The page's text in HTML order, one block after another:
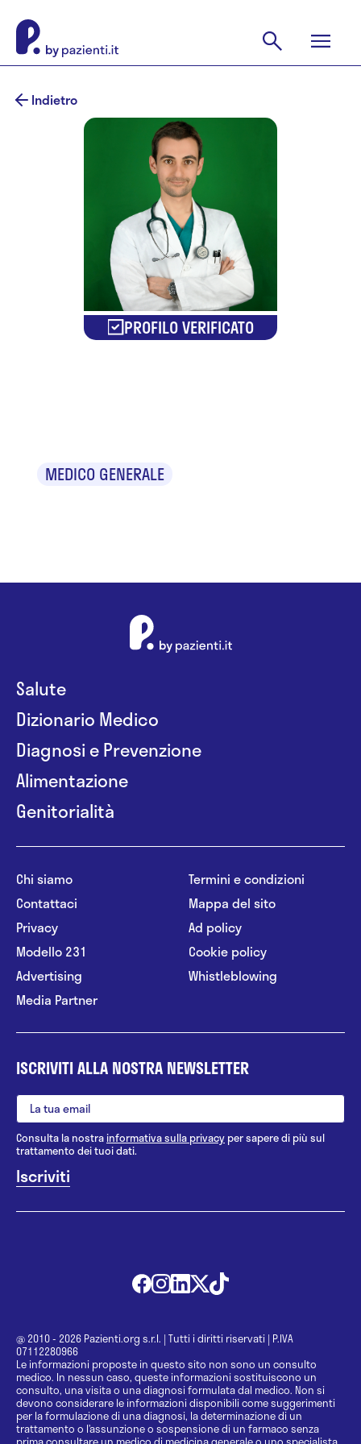
Indietro
PROFILO VERIFICATO
MEDICO GENERALE
Salute
Dizionario Medico
Diagnosi e Prevenzione
Alimentazione
Genitorialità
Chi siamo
Contattaci
Privacy
Modello 231
Advertising
Media Partner
Termini e condizioni
Mappa del sito
Ad policy
Cookie policy
Whistleblowing
ISCRIVITI ALLA NOSTRA NEWSLETTER
Consulta la nostrainformativa sulla privacy per sapere di più sul
trattamento dei tuoi dati.
@ 2010 - 2026 Pazienti.org s.r.l. | Tutti i diritti riservati | P.IVA
07112280966
Le informazioni proposte in questo sito non sono un consulto
medico. In nessun caso, queste informazioni sostituiscono un
consulto, una visita o una diagnosi formulata dal medico. Non si
devono considerare le informazioni disponibili come suggerimenti
per la formulazione di una diagnosi, la determinazione di un
trattamento o l’assunzione o sospensione di un farmaco senza